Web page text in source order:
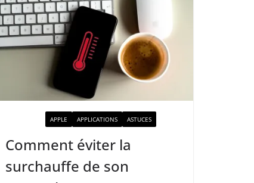
APPLE APPLICATIONS ASTUCES
Comment éviter la
surchauffe de son